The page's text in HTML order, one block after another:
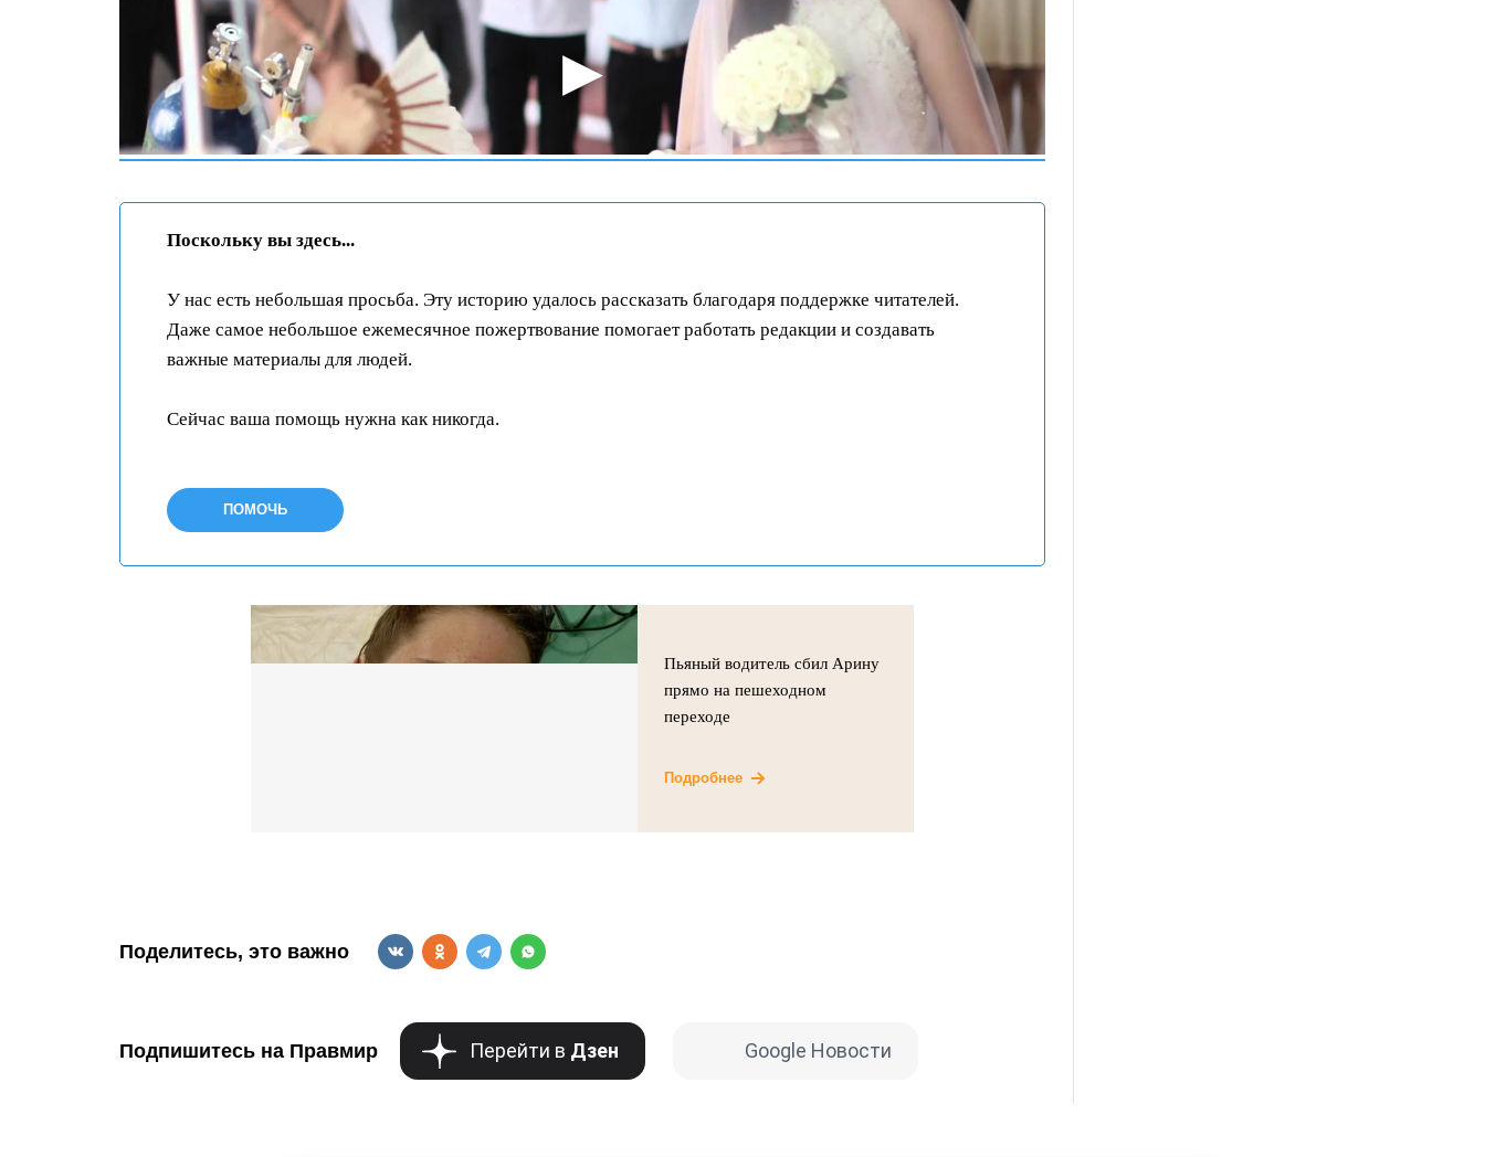
Поскольку вы здесь...
У нас есть небольшая просьба. Эту историю удалось рассказать благодаря поддержке читателей.
Даже самое небольшое ежемесячное пожертвование помогает работать редакции и создавать
важные материалы для людей.
Сейчас ваша помощь нужна как никогда.
ПОМОЧЬ
Пьяный водитель сбил Арину
прямо на пешеходном
переходе
Подробнее
Поделитесь, это важно
Подпишитесь на Правмир Перейти в Дзен Google Новости